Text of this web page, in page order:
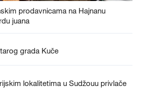
prodavnicama na Hajnanu
juana
grada Kuče
lokalitetima u Sudžouu privlače